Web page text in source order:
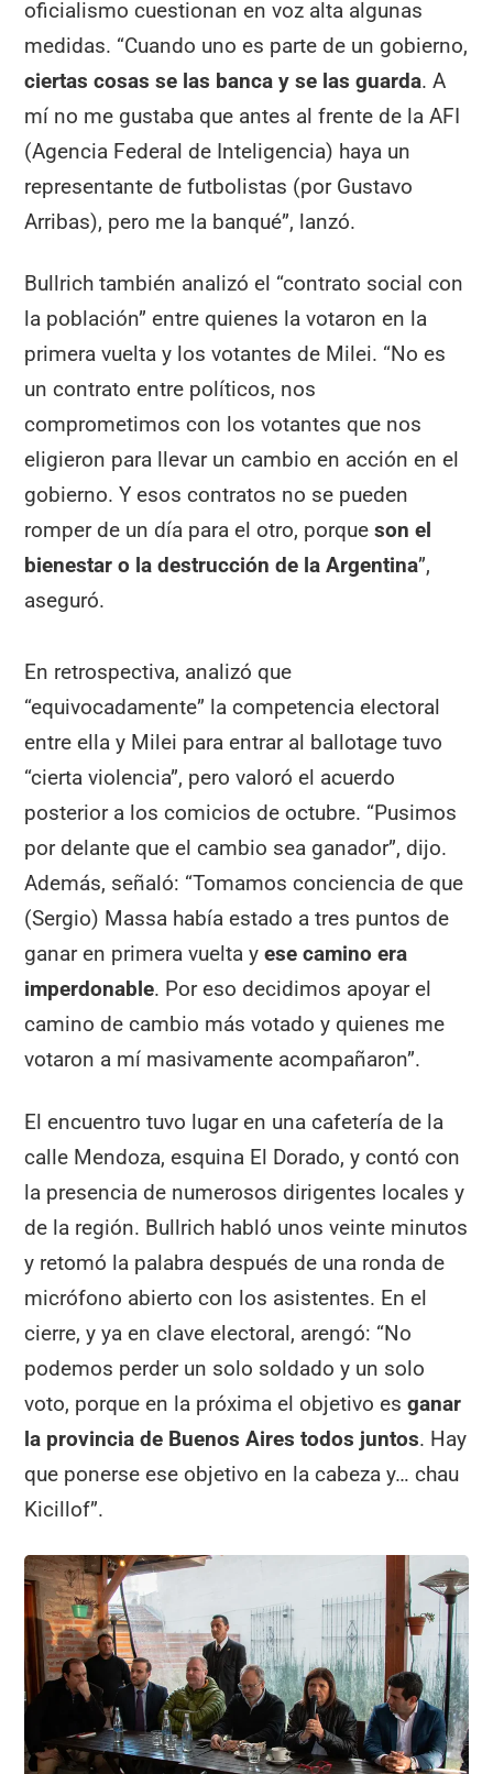
oficialismo cuestionan en voz alta algunas
medidas. “Cuando uno es parte de un gobierno,
ciertas cosas se las banca y se las guarda. A
mí no me gustaba que antes al frente de la AFI
(Agencia Federal de Inteligencia) haya un
representante de futbolistas (por Gustavo
Arribas), pero me la banqué”, lanzó.
Bullrich también analizó el “contrato social con
la población” entre quienes la votaron en la
primera vuelta y los votantes de Milei. “No es
un contrato entre políticos, nos
comprometimos con los votantes que nos
eligieron para llevar un cambio en acción en el
gobierno. Y esos contratos no se pueden
romper de un día para el otro, porqueson el
bienestar o la destrucción de la Argentina”,
aseguró.
En retrospectiva, analizó que
“equivocadamente” la competencia electoral
entre ella y Milei para entrar al ballotage tuvo
“cierta violencia”, pero valoró el acuerdo
posterior a los comicios de octubre. “Pusimos
por delante que el cambio sea ganador”, dijo.
Además, señaló: “Tomamos conciencia de que
(Sergio) Massa había estado a tres puntos de
ganar en primera vuelta y ese camino era
imperdonable. Por eso decidimos apoyar el
camino de cambio más votado y quienes me
votaron a mí masivamente acompañaron”.
El encuentro tuvo lugar en una cafetería de la
calle Mendoza, esquina El Dorado, y contó con
la presencia de numerosos dirigentes locales y
de la región. Bullrich habló unos veinte minutos
y retomó la palabra después de una ronda de
micrófono abierto con los asistentes. En el
cierre, y ya en clave electoral, arengó: “No
podemos perder un solo soldado y un solo
voto, porque en la próxima el objetivo esganar
la provincia de Buenos Aires todos juntos. Hay
que ponerse ese objetivo en la cabeza y… chau
Kicillof”.